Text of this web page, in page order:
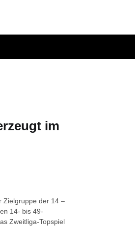
im
Zielgruppe der 14 –
14- bis 49-
Zweitliga-Topspiel